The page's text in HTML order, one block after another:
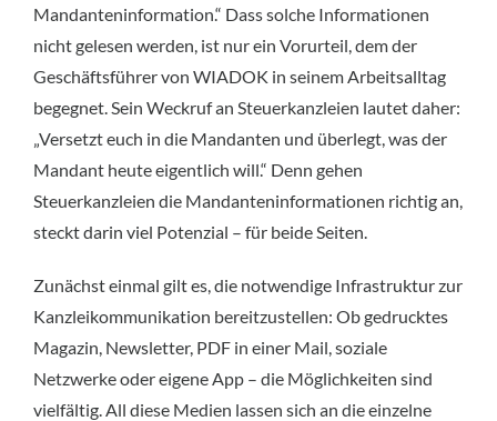
Mandanteninformation.“ Dass solche Informationen
nicht gelesen werden, ist nur ein Vorurteil, dem der
Geschäftsführer von WIADOK in seinem Arbeitsalltag
begegnet. Sein Weckruf an Steuerkanzleien lautet daher:
„Versetzt euch in die Mandanten und überlegt, was der
Mandant heute eigentlich will.“ Denn gehen
Steuerkanzleien die Mandanteninformationen richtig an,
steckt darin viel Potenzial – für beide Seiten.
Zunächst einmal gilt es, die notwendige Infrastruktur zur
Kanzleikommunikation bereitzustellen: Ob gedrucktes
Magazin, Newsletter, PDF in einer Mail, soziale
Netzwerke oder eigene App – die Möglichkeiten sind
vielfältig. All diese Medien lassen sich an die einzelne